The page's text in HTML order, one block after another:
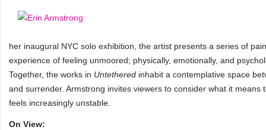
her inaugural NYC solo exhibition, the artist presents a series of
experience of feeling unmoored; physically, emotionally, and
Together, the works in Untethered inhabit a contemplative space
and surrender. Armstrong invites viewers to consider what it
feels increasingly unstable.
On View: